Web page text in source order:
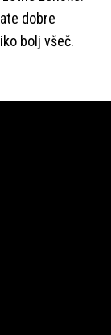
dobre
bolj všeč.